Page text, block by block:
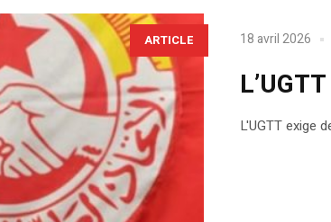
ARTICLE 18 avril 2026
L'UGTT exige